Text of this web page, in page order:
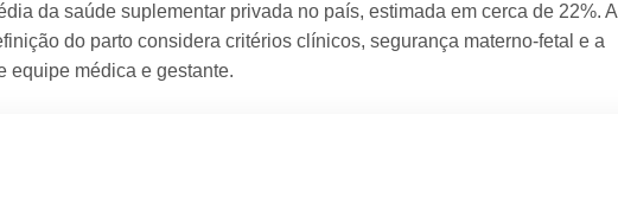
da saúde suplementar privada no país, estimada em cerca de 22%. A
do parto considera critérios clínicos, segurança materno-fetal e a
equipe médica e gestante.